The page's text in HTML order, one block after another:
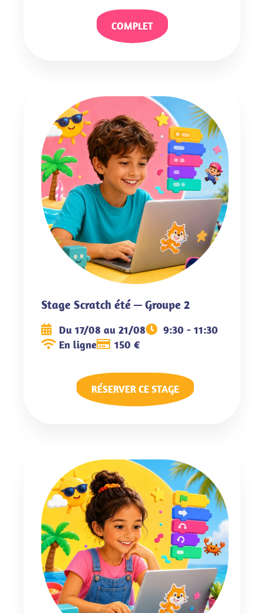
COMPLET
Stage Scratch été — Groupe 2
Du 17/08 au 21/08
9:30 - 11:30
En ligne
150 €
RÉSERVER CE STAGE